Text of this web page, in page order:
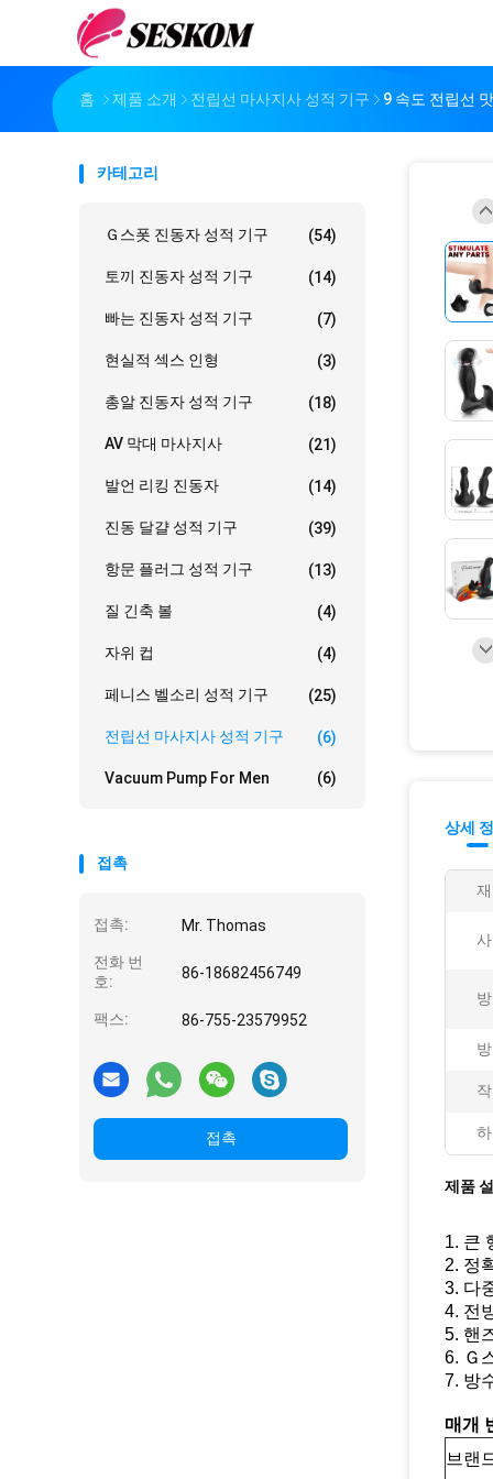
홈 제품 소개 전립선 마사지사 성적 기구 9 속도 전립선
카테고리
Ｇ스폿 진동자 성적 기구 (54)
토끼 진동자 성적 기구 (14)
빠는 진동자 성적 기구 (7)
현실적 섹스 인형 (3)
총알 진동자 성적 기구 (18)
AV 막대 마사지사 (21)
발언 리킹 진동자 (14)
진동 달걀 성적 기구 (39)
항문 플러그 성적 기구 (13)
질 긴축 볼 (4)
자위 컵 (4)
페니스 벨소리 성적 기구 (25)
전립선 마사지사 성적 기구 (6)
Vacuum Pump For Men (6)
접촉
접촉: Mr. Thomas
전화 번
호:
86-18682456749
팩스: 86-755-23579952
접촉
상세
제품
1. 큰
2. 정
3. 다
4. 전
5. 핸
6. Ｇ
7. 방
매개
브랜